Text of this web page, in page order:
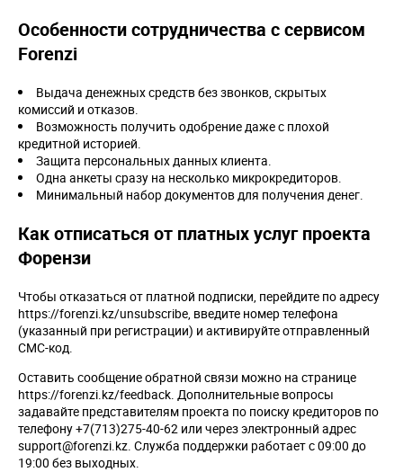
Особенности сотрудничества с сервисом
Forenzi
Выдача денежных средств без звонков, скрытых
комиссий и отказов.
Возможность получить одобрение даже с плохой
кредитной историей.
Защита персональных данных клиента.
Одна анкеты сразу на несколько микрокредиторов.
Минимальный набор документов для получения денег.
Как отписаться от платных услуг проекта
Форензи
Чтобы отказаться от платной подписки, перейдите по адресу
https://forenzi.kz/unsubscribe, введите номер телефона
(указанный при регистрации) и активируйте отправленный
СМС-код.
Оставить сообщение обратной связи можно на странице
https://forenzi.kz/feedback. Дополнительные вопросы
задавайте представителям проекта по поиску кредиторов по
телефону +7(713)275-40-62 или через электронный адрес
support@forenzi.kz. Служба поддержки работает с 09:00 до
19:00 без выходных.